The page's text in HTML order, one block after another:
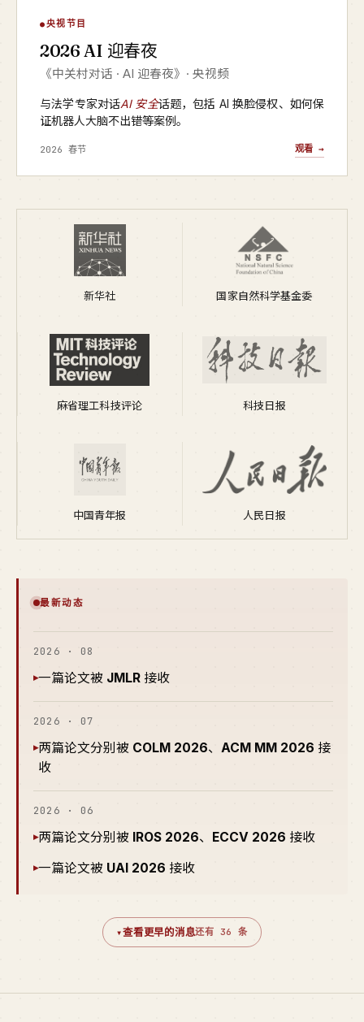
AI 迎春夜
央视频 · 2026
央视节目
2026 AI 迎春夜
《中关村对话 · AI 迎春夜》· 央视频
与法学专家对话AI 安全话题，包括 AI 换脸侵权、如何保
证机器人大脑不出错等案例。
2026 春节 观看 →
新华社 国家自然科学基金委
麻省理工科技评论 科技日报
中国青年报 人民日报
最新动态
2026 · 08
▸一篇论文被 JMLR 接收
2026 · 07
▸两篇论文分别被 COLM 2026、 ACM MM 2026 接
收
2026 · 06
▸两篇论文分别被 IROS 2026、 ECCV 2026 接收
▸一篇论文被 UAI 2026 接收
▾查看更早的消息还有 36 条